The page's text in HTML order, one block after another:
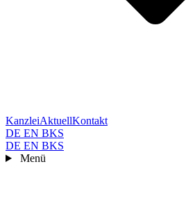
KanzleiAktuellKontakt
DE EN BKS
DE EN BKS
Menü